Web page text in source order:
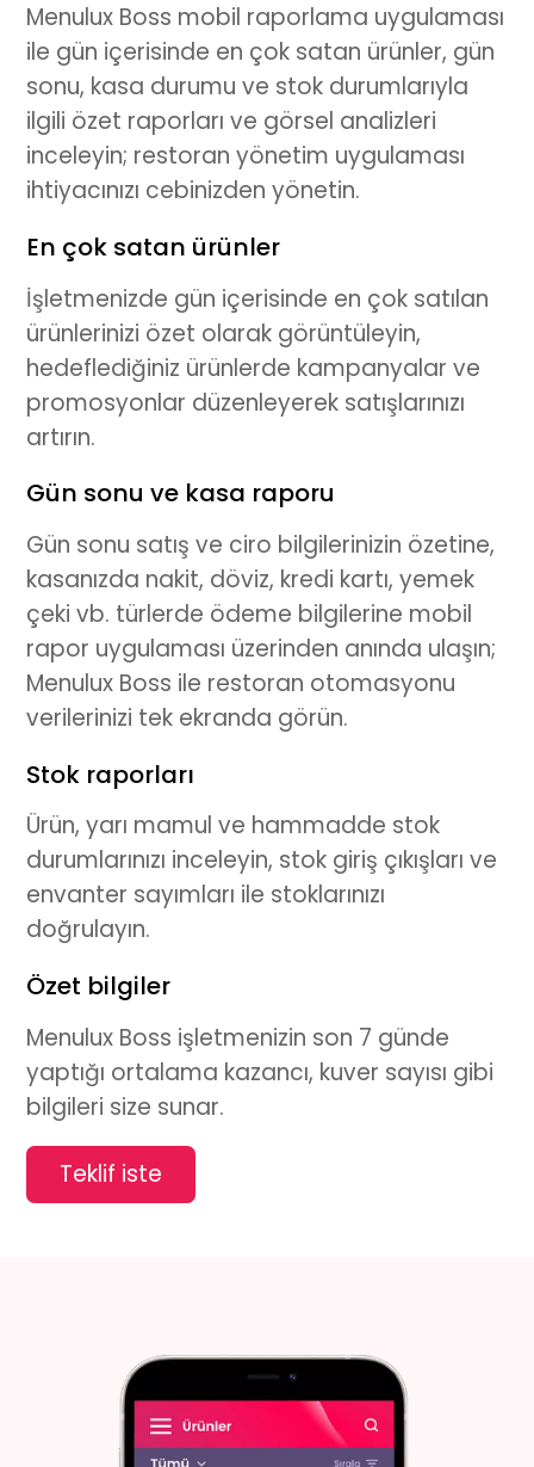
Menulux Boss mobil raporlama uygulaması
ile gün içerisinde en çok satan ürünler, gün
sonu, kasa durumu ve stok durumlarıyla
ilgili özet raporları ve görsel analizleri
inceleyin; restoran yönetim uygulaması
ihtiyacınızı cebinizden yönetin.
En çok satan ürünler
İşletmenizde gün içerisinde en çok satılan
ürünlerinizi özet olarak görüntüleyin,
hedeflediğiniz ürünlerde kampanyalar ve
promosyonlar düzenleyerek satışlarınızı
artırın.
Gün sonu ve kasa raporu
Gün sonu satış ve ciro bilgilerinizin özetine,
kasanızda nakit, döviz, kredi kartı, yemek
çeki vb. türlerde ödeme bilgilerine mobil
rapor uygulaması üzerinden anında ulaşın;
Menulux Boss ile restoran otomasyonu
verilerinizi tek ekranda görün.
Stok raporları
Ürün, yarı mamul ve hammadde stok
durumlarınızı inceleyin, stok giriş çıkışları ve
envanter sayımları ile stoklarınızı
doğrulayın.
Özet bilgiler
Menulux Boss işletmenizin son 7 günde
yaptığı ortalama kazancı, kuver sayısı gibi
bilgileri size sunar.
Teklif iste